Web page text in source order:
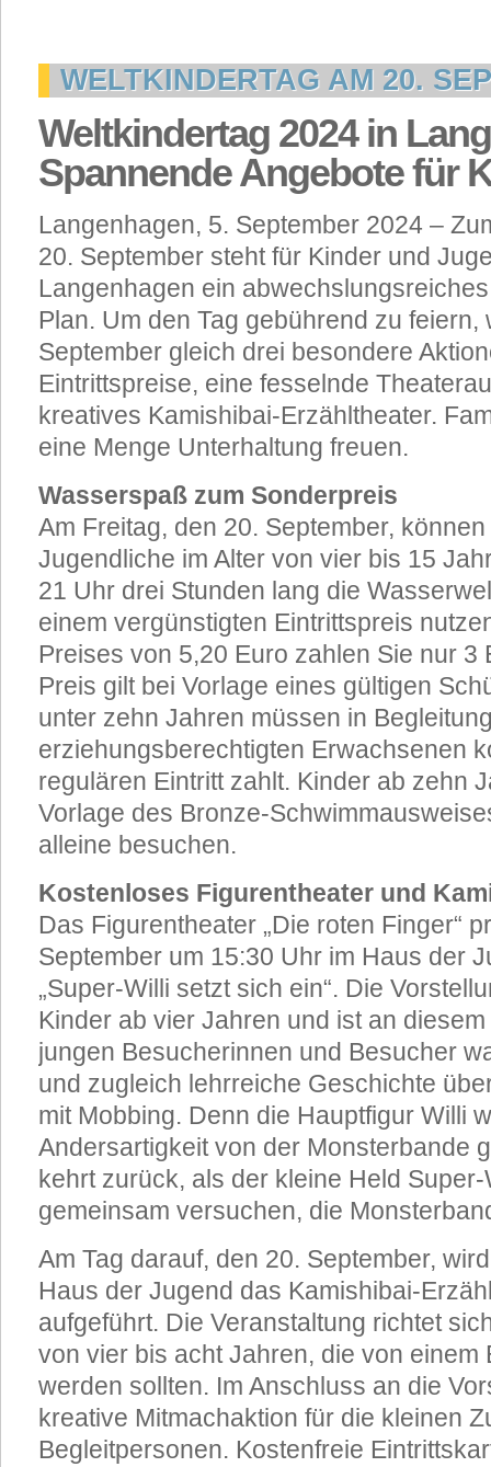
WELTKINDERTAG AM 20.
Weltkindertag 2024 in
Spannende Angebote für
Langenhagen, 5. September 2024 –
20. September steht für Kinder und
Langenhagen ein
Plan. Um den Tag gebührend zu
September gleich drei besondere
Eintrittspreise, eine fesselnde
kreatives Kamishibai-Erzähltheater.
eine Menge Unterhaltung freuen.
Wasserspaß zum Sonderpreis
Am Freitag, den 20. September,
Jugendliche im Alter von vier bis 15
21 Uhr drei Stunden lang die
einem vergünstigten Eintrittspreis
Preises von 5,20 Euro zahlen Sie nur 3
Preis gilt bei Vorlage eines gültigen
unter zehn Jahren müssen in
erziehungsberechtigten Erwachsenen
regulären Eintritt zahlt. Kinder ab zehn
Vorlage des Bronze-
alleine besuchen.
Kostenloses Figurentheater und
Das Figurentheater „Die roten Finger“
September um 15:30 Uhr im Haus der
„Super-Willi setzt sich ein“. Die
Kinder ab vier Jahren und ist an
jungen Besucherinnen und Besucher
und zugleich lehrreiche Geschichte
mit Mobbing. Denn die Hauptfigur Willi
Andersartigkeit von der Monsterbande
kehrt zurück, als der kleine Held
gemeinsam versuchen, die
Am Tag darauf, den 20. September,
Haus der Jugend das Kamishibai-
aufgeführt. Die Veranstaltung richtet
von vier bis acht Jahren, die von einem
werden sollten. Im Anschluss an die
kreative Mitmachaktion für die kleinen
Begleitpersonen. Kostenfreie